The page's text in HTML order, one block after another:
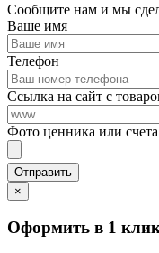
Сообщите нам и мы
Ваше имя
Телефон
Ссылка на сайт с
Фото ценника или
×
Оформить в 1